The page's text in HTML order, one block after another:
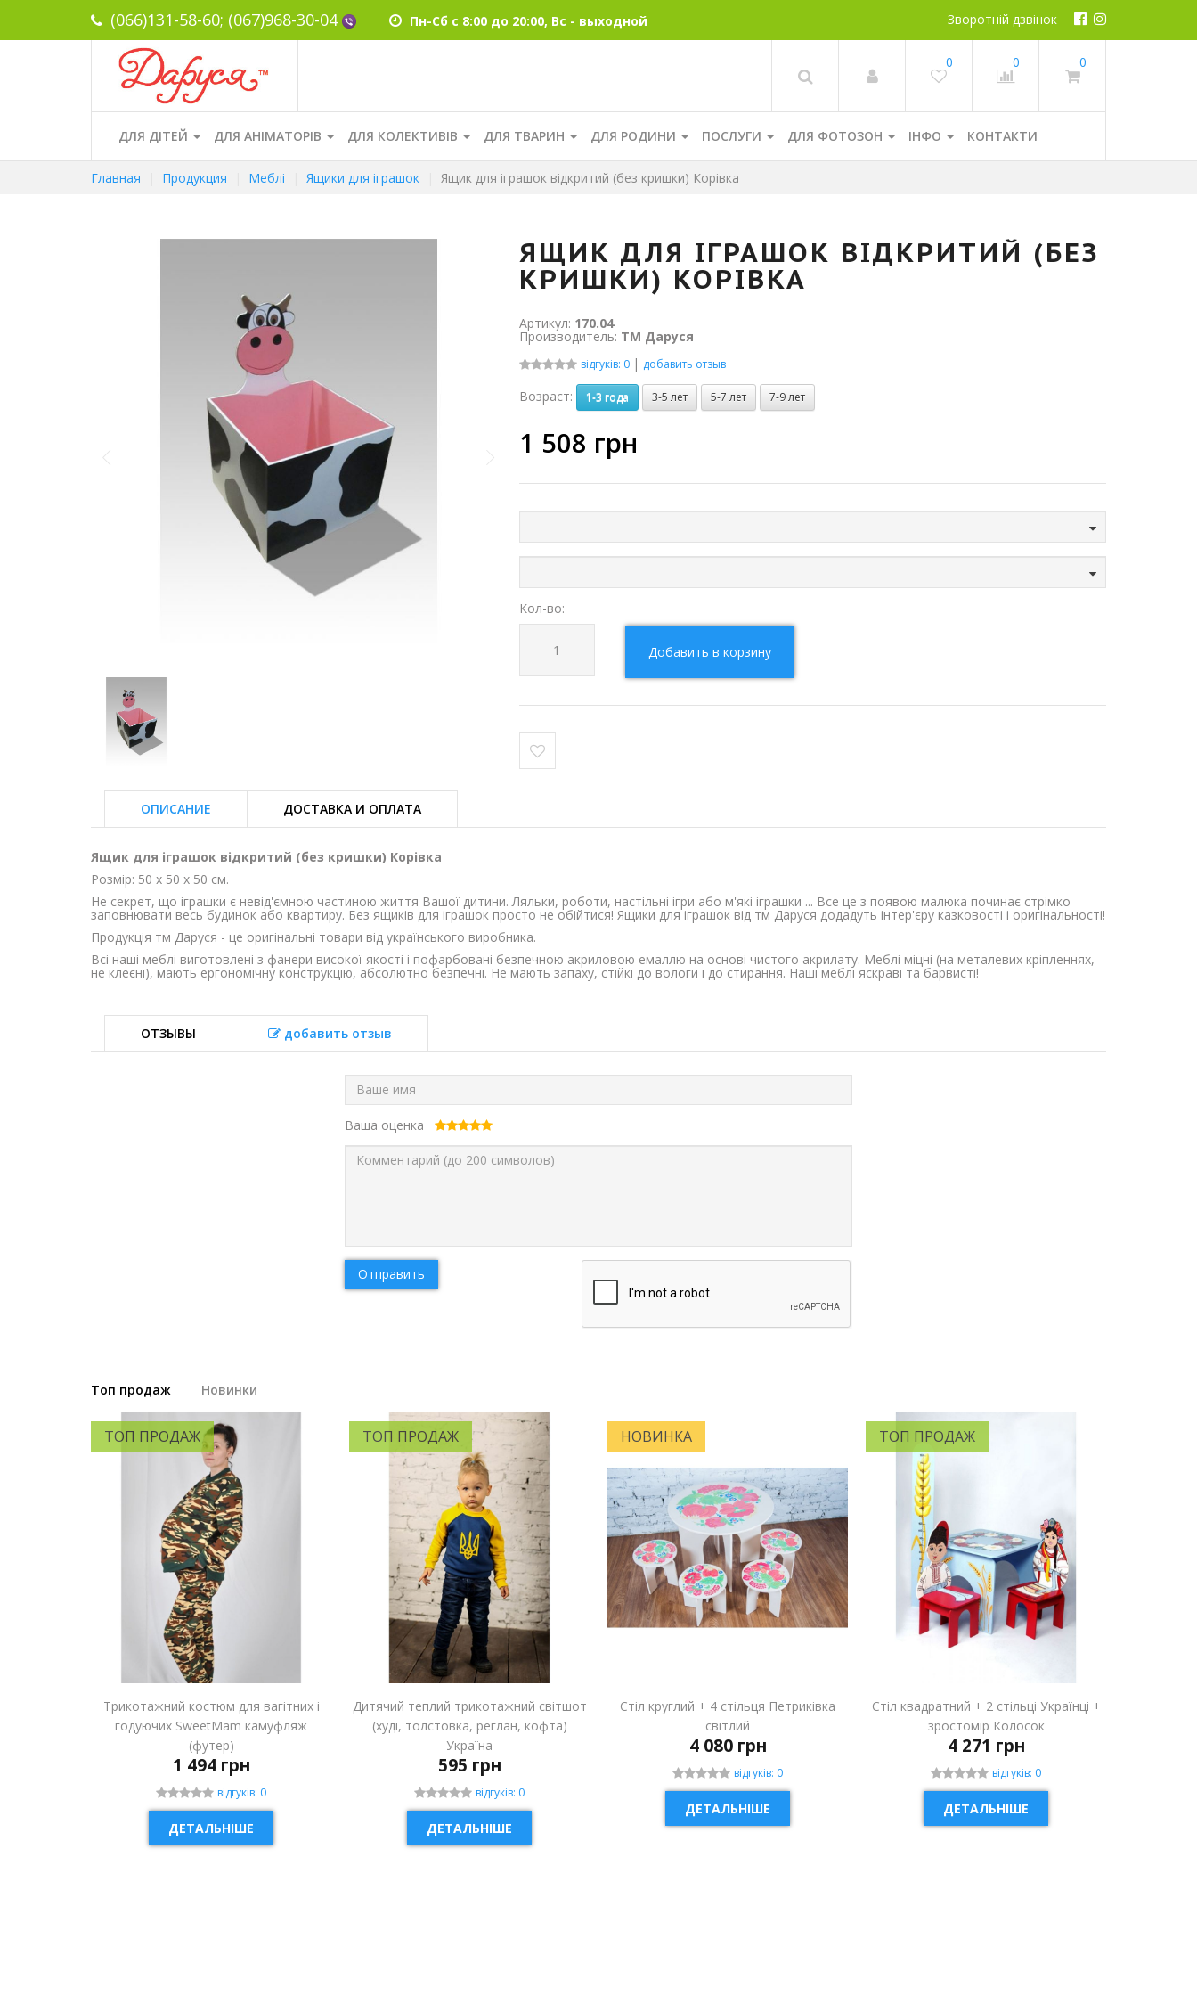
(066)131-58-60; (067)968-30-04 Пн-Сб с 8:00 до 20:00, Вс - выходной Зворотній дзвінок
0
0
0
ДЛЯ ДІТЕЙ ДЛЯ АНІМАТОРІВ ДЛЯ КОЛЕКТИВІВ ДЛЯ ТВАРИН ДЛЯ РОДИНИ ПОСЛУГИ ДЛЯ ФОТОЗОН ІНФО КОНТАКТИ
Главная Продукция Меблі Ящики для іграшок Ящик для іграшок відкритий (без кришки) Корівка
ЯЩИК ДЛЯ ІГРАШОК ВІДКРИТИЙ (БЕЗ
КРИШКИ) КОРІВКА
Артикул: 170.04
Производитель: ТМ Даруся
відгуків: 0 | добавить отзыв
Возраст: 1-3 года 3-5 лет 5-7 лет 7-9 лет
1 508 грн
Кол-во:
Добавить в корзину
ОПИСАНИЕ ДОСТАВКА И ОПЛАТА
Ящик для іграшок відкритий (без кришки) Корівка
Розмір: 50 х 50 х 50 см.
Не секрет, що іграшки є невід'ємною частиною життя Вашої дитини. Ляльки, роботи, настільні ігри або м'які іграшки ... Все це з появою малюка починає стрімко
заповнювати весь будинок або квартиру. Без ящиків для іграшок просто не обійтися! Ящики для іграшок від тм Даруся додадуть інтер'єру казковості і оригінальності!
Продукція тм Даруся - це оригінальні товари від українського виробника.
Всі наші меблі виготовлені з фанери високої якості і пофарбовані безпечною акриловою емаллю на основі чистого акрилату. Меблі міцні (на металевих кріпленнях,
не клеєні), мають ергономічну конструкцію, абсолютно безпечні. Не мають запаху, стійкі до вологи і до стирання. Наші меблі яскраві та барвисті!
ОТЗЫВЫ добавить отзыв
Ваша оценка
Отправить
Топ продаж Новинки
ТОП ПРОДАЖ
Трикотажний костюм для вагітних і
годуючих SweetMam камуфляж
(футер)
1 494 грн
відгуків: 0
ДЕТАЛЬНІШЕ
ТОП ПРОДАЖ
Дитячий теплий трикотажний світшот
(худі, толстовка, реглан, кофта)
Україна
595 грн
відгуків: 0
ДЕТАЛЬНІШЕ
НОВИНКА
Стіл круглий + 4 стільця Петриківка
світлий
4 080 грн
відгуків: 0
ДЕТАЛЬНІШЕ
ТОП ПРОДАЖ
Стіл квадратний + 2 стільці Українці +
зростомір Колосок
4 271 грн
відгуків: 0
ДЕТАЛЬНІШЕ